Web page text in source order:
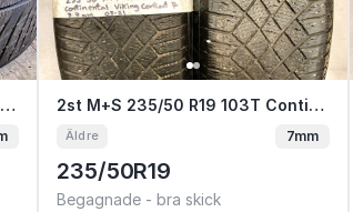
Michelin Pilot Alpin 5 Suv
2styck 235/50 R19 103V Michelin Pilot Alpin 5 Suv 2st M+S 235​/​50 R19 2st M+S 235​/​50 R19 103T Continental Viking Contact 7 7|7mm
Äldre 7mm
235/50R19
Begagnade - bra skick